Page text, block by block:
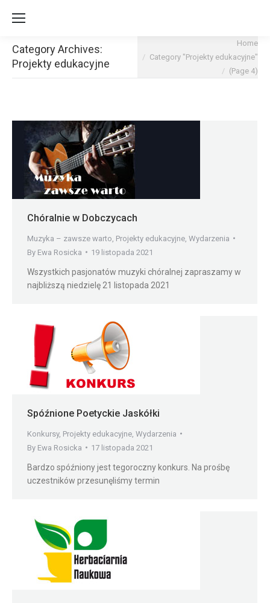
Category Archives:
Projekty edukacyjne
Home
Category "Projekty edukacyjne"
(Page 4)
Chóralnie w Dobczycach
Muzyka – zawsze warto Projekty edukacyjne Wydarzenia
By Ewa Rosicka 19 listopada 2021
Wszystkich pasjonatów muzyki chóralnej zapraszamy w
najbliższą niedzielę 21 listopada 2021
Spóźnione Poetyckie Jaskółki
Konkursy, Projekty edukacyjne Wydarzenia
By Ewa Rosicka 17 listopada 2021
Bardzo spóźniony jest tegoroczny konkurs. Na prośbę
uczestników przesunęliśmy termin